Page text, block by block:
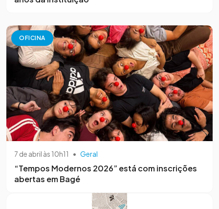
OFICINA
7 de abril às 10h11 • Geral
“Tempos Modernos 2026” está com inscrições
abertas em Bagé